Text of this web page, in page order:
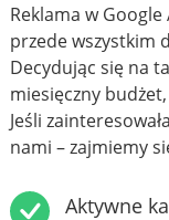
Reklama w
przede wszystkim
Decydując się na
miesięczny
Jeśli
nami – zajmiemy
Aktywne